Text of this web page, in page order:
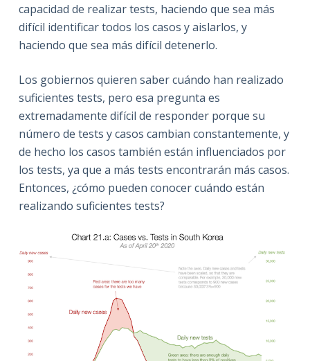
capacidad de realizar tests, haciendo que sea más
difícil identificar todos los casos y aislarlos, y
haciendo que sea más difícil detenerlo.
Los gobiernos quieren saber cuándo han realizado
suficientes tests, pero esa pregunta es
extremadamente difícil de responder porque su
número de tests y casos cambian constantemente, y
de hecho los casos también están influenciados por
los tests, ya que a más tests encontrarán más casos.
Entonces, ¿cómo pueden conocer cuándo están
realizando suficientes tests?